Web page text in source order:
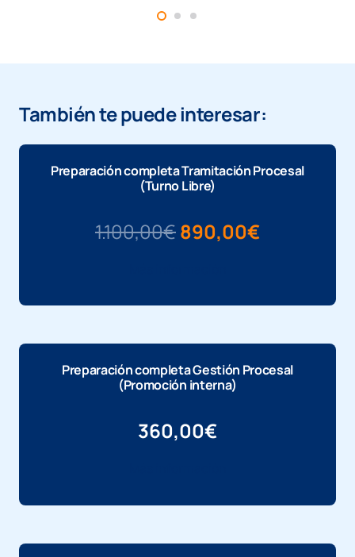
También te puede interesar:
Preparación completa Tramitación Procesal
(Turno Libre)
1.100,00€El
era:
890,00€El
es:
Preparación completa Gestión Procesal
(Promoción interna)
360,00€